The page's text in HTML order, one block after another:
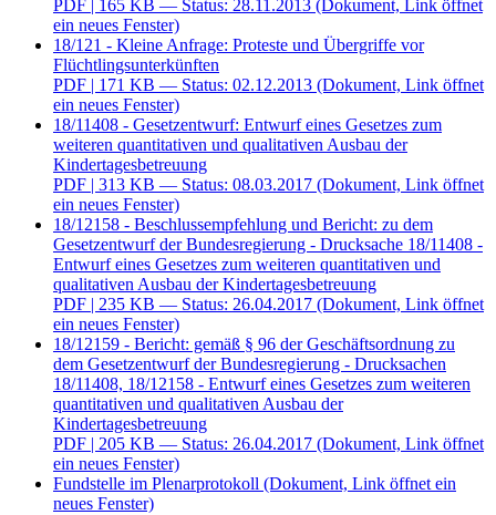
PDF | 165 KB — Status: 28.11.2013 (Dokument, Link öffnet
ein neues Fenster)
18/121 - Kleine Anfrage: Proteste und Übergriffe vor
Flüchtlingsunterkünften
PDF | 171 KB — Status: 02.12.2013 (Dokument, Link öffnet
ein neues Fenster)
18/11408 - Gesetzentwurf: Entwurf eines Gesetzes zum
weiteren quantitativen und qualitativen Ausbau der
Kindertagesbetreuung
PDF | 313 KB — Status: 08.03.2017 (Dokument, Link öffnet
ein neues Fenster)
18/12158 - Beschlussempfehlung und Bericht: zu dem
Gesetzentwurf der Bundesregierung - Drucksache 18/11408 -
Entwurf eines Gesetzes zum weiteren quantitativen und
qualitativen Ausbau der Kindertagesbetreuung
PDF | 235 KB — Status: 26.04.2017 (Dokument, Link öffnet
ein neues Fenster)
18/12159 - Bericht: gemäß § 96 der Geschäftsordnung zu
dem Gesetzentwurf der Bundesregierung - Drucksachen
18/11408, 18/12158 - Entwurf eines Gesetzes zum weiteren
quantitativen und qualitativen Ausbau der
Kindertagesbetreuung
PDF | 205 KB — Status: 26.04.2017 (Dokument, Link öffnet
ein neues Fenster)
Fundstelle im Plenarprotokoll (Dokument, Link öffnet ein
neues Fenster)